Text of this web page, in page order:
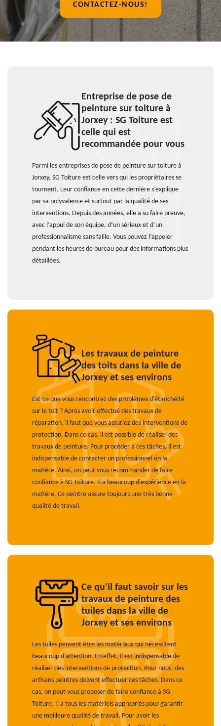
CONTACTEZ-NOUS!
Entreprise de pose de
peinture sur toiture à
Jorxey : SG Toiture est
celle qui est
recommandée pour vous
Parmi les entreprises de pose de peinture sur toiture à
Jorxey, SG Toiture est celle vers qui les propriétaires se
tournent. Leur confiance en cette dernière s’explique
par sa polyvalence et surtout par la qualité de ses
interventions. Depuis des années, elle a su faire preuve,
avec l’appui de son équipe, d’un sérieux et d’un
professionnalisme sans faille. Vous pouvez l’appeler
pendant les heures de bureau pour des informations plus
détaillées.
Les travaux de peinture
des toits dans la ville de
Jorxey et ses environs
Est-ce que vous rencontrez des problèmes d'étanchéité
sur le toit ? Après avoir effectué des travaux de
réparation, il faut que vous assuriez des interventions de
protection. Dans ce cas, il est possible de réaliser des
travaux de peinture. Pour procéder à ces tâches, il est
indispensable de contacter un professionnel en la
matière. Ainsi, on peut vous recommander de faire
confiance à SG Toiture. Il a beaucoup d'expérience en la
matière. Ce peintre assure toujours une très bonne
qualité de travail.
Ce qu'il faut savoir sur les
travaux de peinture des
tuiles dans la ville de
Jorxey et ses environs
Les tuiles peuvent être les matériaux qui nécessitent
beaucoup d'attention. En effet, il est indispensable de
réaliser des interventions de protection. Pour nous, des
artisans peintres doivent effectuer ces tâches. Dans ce
cas, on peut vous proposer de faire confiance à SG
Toiture. Il a tous les matériels appropriés pour garantir
une meilleure qualité de travail. Pour avoir les